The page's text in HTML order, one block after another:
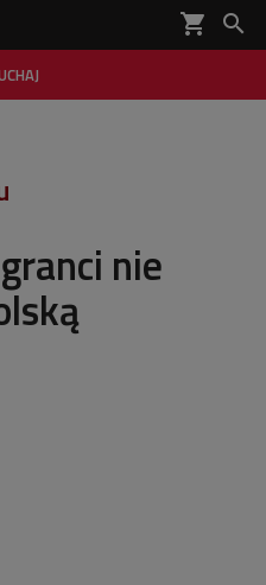
shopping_cart 

nie